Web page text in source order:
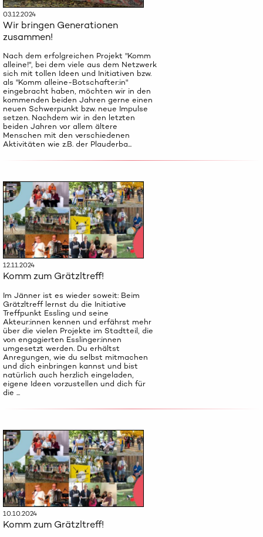
03.12.2024
Wir bringen Generationen
zusammen!
Nach dem erfolgreichen Projekt "Komm
alleine!", bei dem viele aus dem Netzwerk
sich mit tollen Ideen und Initiativen bzw.
als "Komm alleine-Botschafter:in"
eingebracht haben, möchten wir in den
kommenden beiden Jahren gerne einen
neuen Schwerpunkt bzw. neue Impulse
setzen. Nachdem wir in den letzten
beiden Jahren vor allem ältere
Menschen mit den verschiedenen
Aktivitäten wie z.B. der Plauderba...
12.11.2024
Komm zum Grätzltreff!
Im Jänner ist es wieder soweit: Beim
Grätzltreff lernst du die Initiative
Treffpunkt Essling und seine
Akteur:innen kennen und erfährst mehr
über die vielen Projekte im Stadtteil, die
von engagierten Esslinger:innen
umgesetzt werden. Du erhältst
Anregungen, wie du selbst mitmachen
und dich einbringen kannst und bist
natürlich auch herzlich eingeladen,
eigene Ideen vorzustellen und dich für
die ...
10.10.2024
Komm zum Grätzltreff!